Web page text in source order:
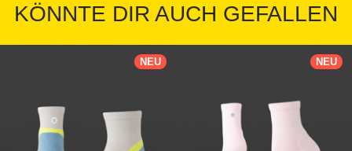
KÖNNTE DIR AUCH GEFALLEN
NEU NEU